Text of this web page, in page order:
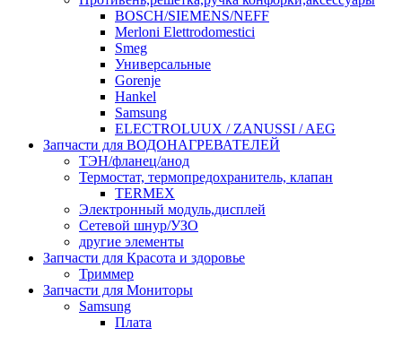
BOSCH/SIEMENS/NEFF
Merloni Elettrodomestici
Smeg
Универсальные
Gorenje
Hankel
Samsung
ELECTROLUUX / ZANUSSI / AEG
Запчасти для ВОДОНАГРЕВАТЕЛЕЙ
ТЭН/фланец/анод
Термостат, термопредохранитель, клапан
TERMEX
Электронный модуль,дисплей
Сетевой шнур/УЗО
другие элементы
Запчасти для Красота и здоровье
Триммер
Запчасти для Мониторы
Samsung
Плата